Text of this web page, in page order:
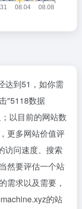
达到51，如你需
"5118数据
以目前的网站数
更多网站价值评
访问速度、搜索
然要评估一个站
需求以及需要，
的站